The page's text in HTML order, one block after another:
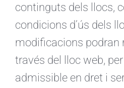
continguts dels llocs,
condicions d’ús dels
modificacions podran
través del lloc web,
admissible en dret i